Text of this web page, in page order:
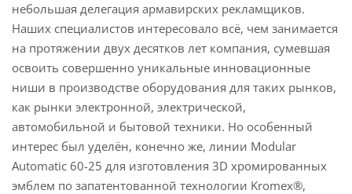
небольшая делегация армавирских рекламщиков.
Наших специалистов интересовало всё, чем занимается
на протяжении двух десятков лет компания, сумевшая
освоить совершенно уникальные инновационные
ниши в производстве оборудования для таких рынков,
как рынки электронной, электрической,
автомобильной и бытовой техники. Но особенный
интерес был уделён, конечно же, линии Modular
Automatic 60-25 для изготовления 3D хромированных
эмблем по запатентованной технологии Kromex®,